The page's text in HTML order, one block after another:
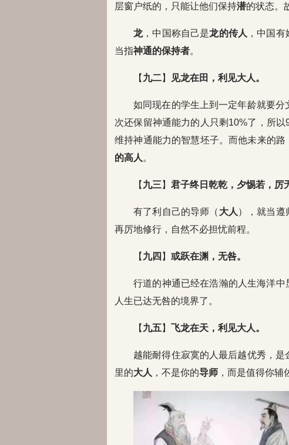
层窗户纸的，只能让他们保持潜的状态。
龙，中国称自己是龙的传人 ，中国有
当指神通的保持者。
【 九二】 见龙在田，利见大人。
如同现在的学生上到一定年龄就要
次还保留神通能力的人只剩10%了，所
维持神通能力的智慧坯子。而他未来的路
的高人 。
【 九三 】 君子终日乾乾，夕惕若，厉
有了利自己的导师（ 大人 ），就当遵
再厉地修行，自然不必担忧前程。
【 九四 】 或跃在渊，无咎。
行道的神通已经在浩瀚的人生海洋
人生已达无咎的境界了。
【 九五】 飞龙在天，利见大人。
越能耐得住寂寞的人最后越优秀，
里的大人 ，不是你的导师 ，而是值得你辅